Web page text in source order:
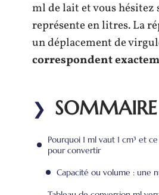
ml de lait et vous hésitez
représente en litres. La
un déplacement de
correspondent
SOMMAIRE
Pourquoi 1 ml vaut 1 cm³ et
pour convertir
Capacité ou volume : une